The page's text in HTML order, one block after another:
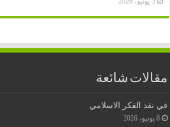
مقالات شائعة
في نقد الفكر الاسلامي
8 يونيو، 2026